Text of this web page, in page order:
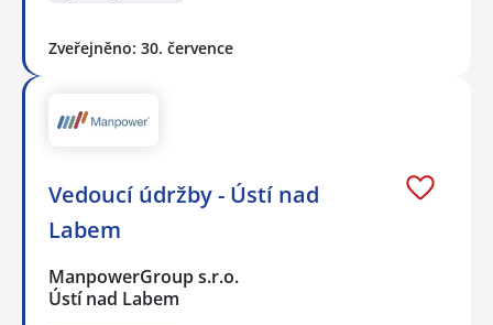
Zveřejněno: 30. července
Vedoucí údržby - Ústí nad
Labem
ManpowerGroup s.r.o.
Ústí nad Labem